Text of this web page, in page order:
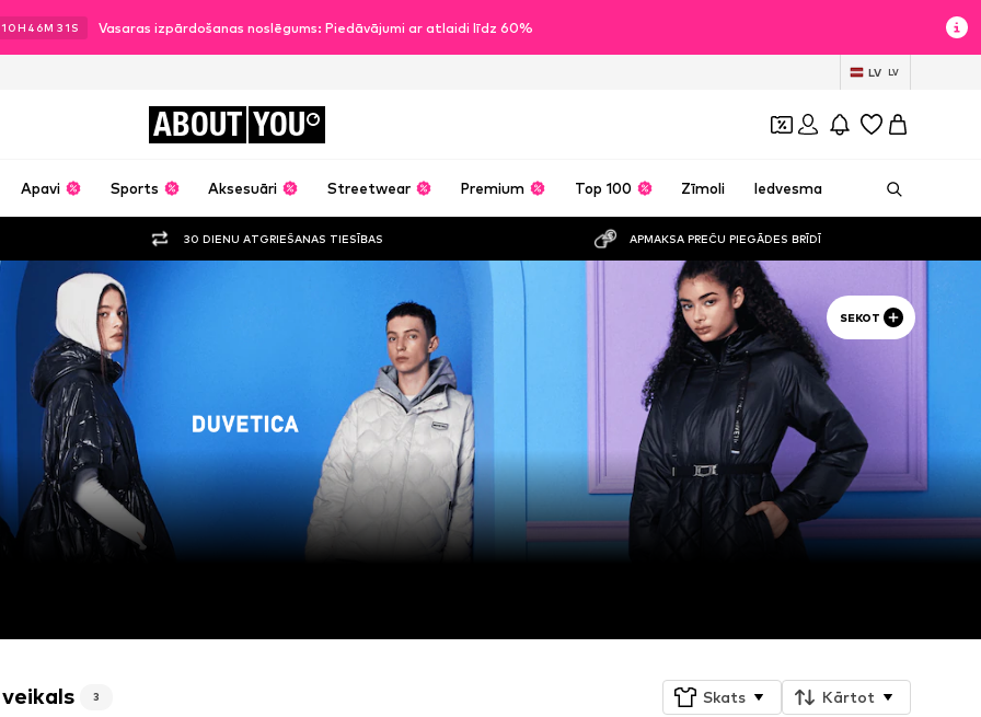
10H 46M 30S Vasaras izpārdošanas noslēgums: Piedāvājumi ar atlaidi līdz 60%
LV LV
ABOUT YOU
Apavi Sports Aksesuāri Streetwear Premium Top 100 Zīmoli Iedvesma
30 DIENU ATGRIEŠANAS TIESĪBAS APMAKSA PREČU PIEGĀDES BRĪDĪ
SEKOT
3 Skats Kārtot